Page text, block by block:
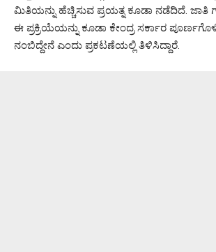
ಮಿತಿಯನ್ನು ಹೆಚ್ಚಿಸುವ ಪ್ರಯತ್ನ ಕೂಡಾ ನಡೆದಿದೆ.
ಈ ಪ್ರಕ್ರಿಯೆಯನ್ನು ಕೂಡಾ ಕೇಂದ್ರ ಸರ್ಕಾರ
ನಂಬಿದ್ದೇನೆ ಎಂದು ಪ್ರಕಟಣೆಯಲ್ಲಿ ತಿಳಿಸಿದ್ದಾರೆ.